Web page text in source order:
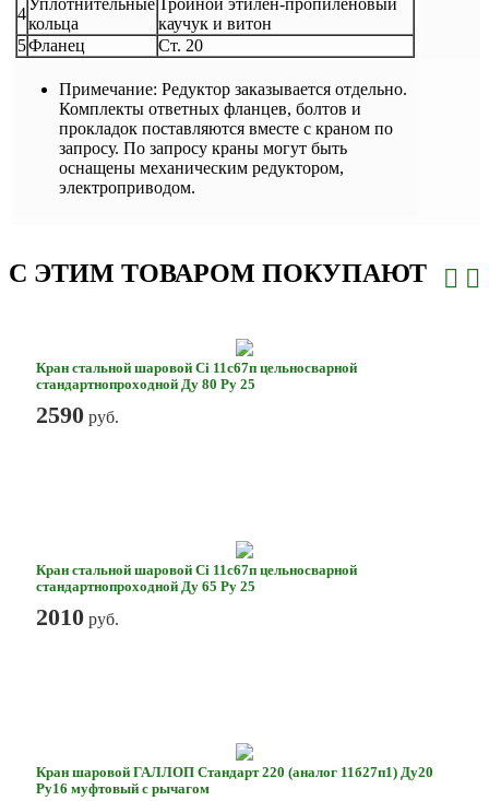
4
Уплотнительные
кольца
Тройной этилен-пропиленовый
каучук и витон
5Фланец Ст. 20
Примечание: Редуктор заказывается отдельно.
Комплекты ответных фланцев, болтов и
прокладок поставляются вместе с краном по
запросу. По запросу краны могут быть
оснащены механическим редуктором,
электроприводом.
С ЭТИМ ТОВАРОМ ПОКУПАЮТ
Кран стальной шаровой Ci 11с67п цельносварной
стандартнопроходной Ду 80 Ру 25
2590 руб.
Кран стальной шаровой Ci 11с67п цельносварной
стандартнопроходной Ду 65 Ру 25
2010 руб.
Кран шаровой ГАЛЛОП Стандарт 220 (аналог 11б27п1) Ду20
Ру16 муфтовый с рычагом